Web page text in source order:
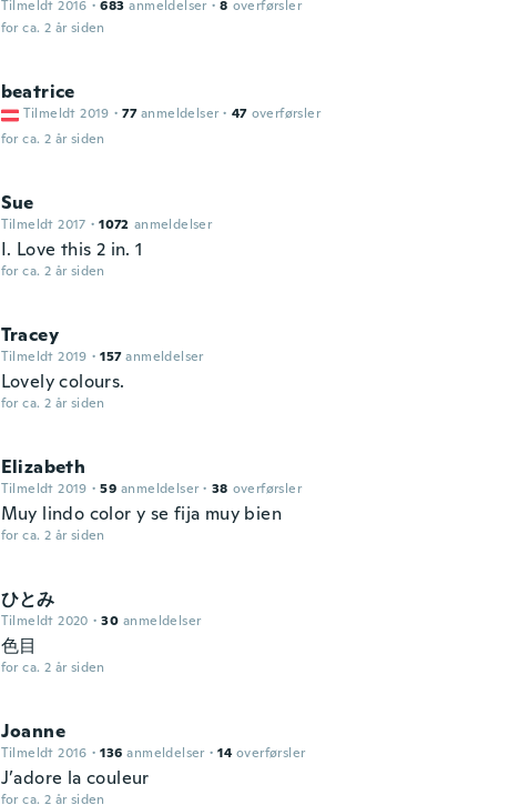
Tilmeldt 2016 · 683 anmeldelser · 8 overførsler
for ca. 2 år siden
beatrice
Tilmeldt 2019 · 77 anmeldelser · 47 overførsler
for ca. 2 år siden
Sue
Tilmeldt 2017 · 1072 anmeldelser
I. Love this 2 in. 1
for ca. 2 år siden
Tracey
Tilmeldt 2019 · 157 anmeldelser
Lovely colours.
for ca. 2 år siden
Elizabeth
Tilmeldt 2019 · 59 anmeldelser · 38 overførsler
Muy lindo color y se fija muy bien
for ca. 2 år siden
ひとみ
Tilmeldt 2020 · 30 anmeldelser
色目
for ca. 2 år siden
Joanne
Tilmeldt 2016 · 136 anmeldelser · 14 overførsler
J’adore la couleur
for ca. 2 år siden